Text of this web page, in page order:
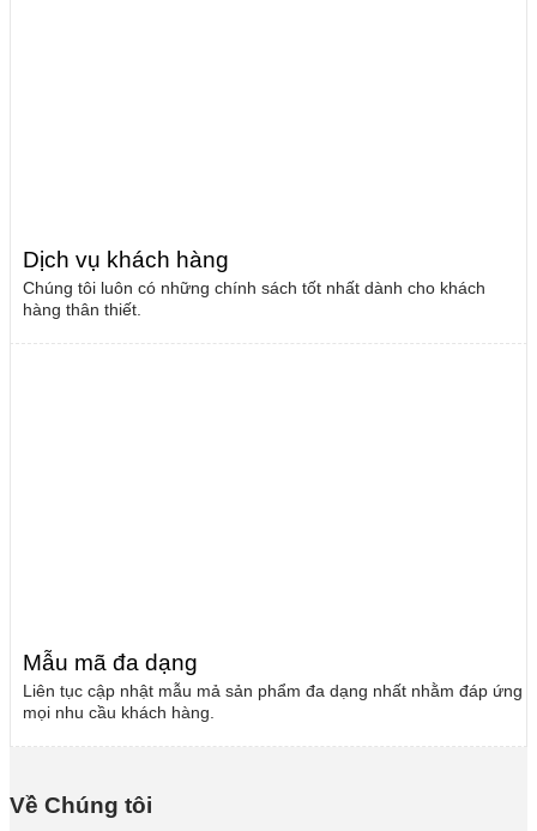
Dịch vụ khách hàng
Chúng tôi luôn có những chính sách tốt nhất dành cho khách
hàng thân thiết.
Mẫu mã đa dạng
Liên tục cập nhật mẫu mả sản phẩm đa dạng nhất nhằm đáp ứng
mọi nhu cầu khách hàng.
Về Chúng tôi